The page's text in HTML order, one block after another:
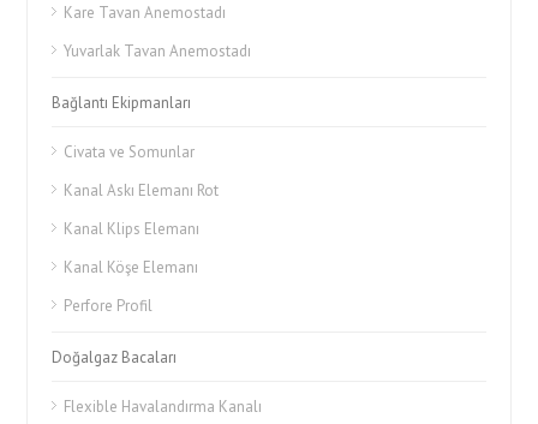
Kare Tavan Anemostadı
Yuvarlak Tavan Anemostadı
Bağlantı Ekipmanları
Civata ve Somunlar
Kanal Askı Elemanı Rot
Kanal Klips Elemanı
Kanal Köşe Elemanı
Perfore Profil
Doğalgaz Bacaları
Flexible Havalandırma Kanalı